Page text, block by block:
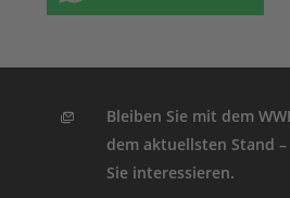
Bleiben Sie mit dem
dem aktuellsten Stand
Sie interessieren.